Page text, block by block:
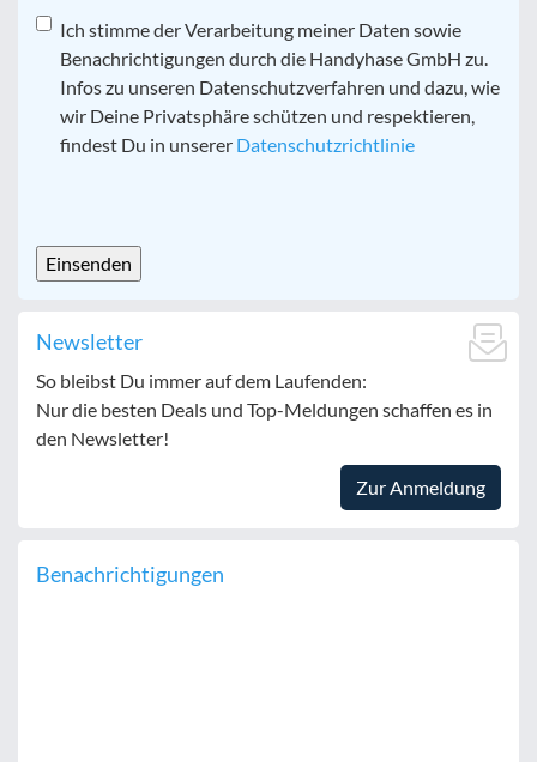
Datenschutz*
Ich stimme der Verarbeitung meiner Daten sowie
Benachrichtigungen durch die Handyhase GmbH zu.
Infos zu unseren Datenschutzverfahren und dazu, wie
wir Deine Privatsphäre schützen und respektieren,
findest Du in unserer Datenschutzrichtlinie
Newsletter
So bleibst Du immer auf dem Laufenden:
Nur die besten Deals und Top-Meldungen schaffen es in
den Newsletter!
Zur Anmeldung
Benachrichtigungen